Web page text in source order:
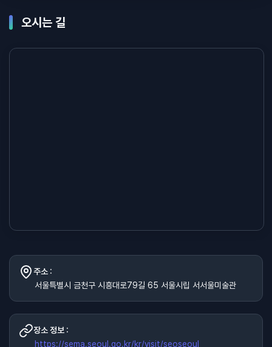
오시는 길
주소 :
서울특별시 금천구 시흥대로79길 65 서울시립 서서울미술관
장소 정보 :
https://sema.seoul.go.kr/kr/visit/seoseoul